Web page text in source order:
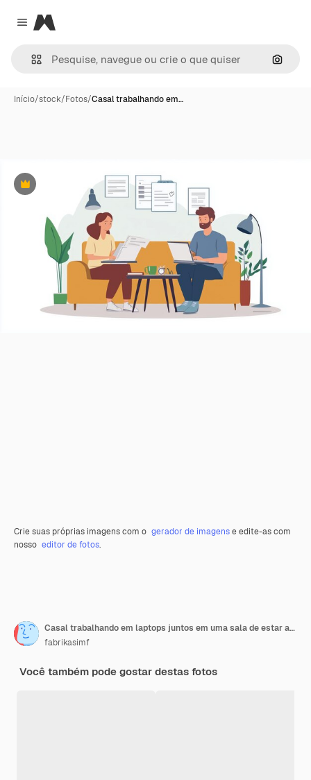
Close menu
Magnific
Início/stock/Fotos/Casal trabalhando em…
Premium
Crie suas próprias imagens com o gerador de imagense edite-as com
nosso editor de fotos.
Casal trabalhando em laptops juntos em uma sala de estar aconchegante com plantas e iluminação quente
fabrikasimf
Você também pode gostar destas fotos